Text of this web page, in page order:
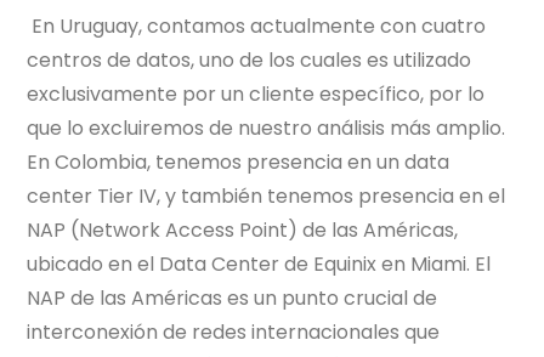
En Uruguay, contamos actualmente con cuatro
centros de datos, uno de los cuales es utilizado
exclusivamente por un cliente específico, por lo
que lo excluiremos de nuestro análisis más amplio.
En Colombia, tenemos presencia en un data
center Tier IV, y también tenemos presencia en el
NAP (Network Access Point) de las Américas,
ubicado en el Data Center de Equinix en Miami. El
NAP de las Américas es un punto crucial de
interconexión de redes internacionales que